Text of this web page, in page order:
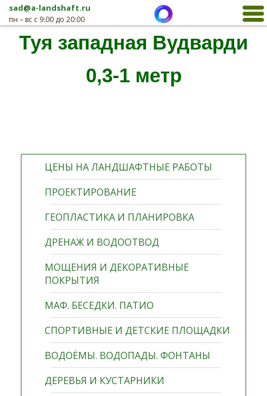
sad@a-landshaft.ru
пн – вс с 9:00 до 20:00
ЦЕНЫ НА ЛАНДШАФТНЫЕ РАБОТЫ
ПРОЕКТИРОВАНИЕ
ГЕОПЛАСТИКА И ПЛАНИРОВКА
ДРЕНАЖ И ВОДООТВОД
МОЩЕНИЯ И ДЕКОРАТИВНЫЕ
ПОКРЫТИЯ
МАФ. БЕСЕДКИ. ПАТИО
СПОРТИВНЫЕ И ДЕТСКИЕ ПЛОЩАДКИ
ВОДОЁМЫ. ВОДОПАДЫ. ФОНТАНЫ
ДЕРЕВЬЯ И КУСТАРНИКИ
Туя западная Вудварди
0,3-1 метр